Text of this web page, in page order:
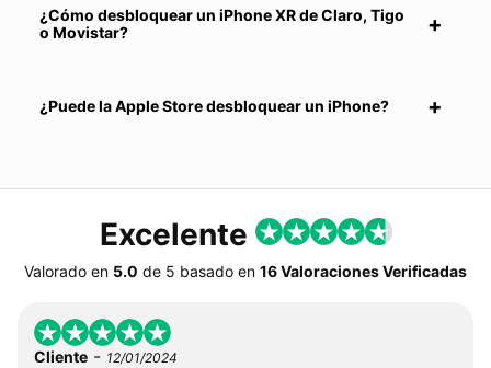
¿Cómo desbloquear un iPhone XR de Claro, Tigo
o Movistar?
¿Puede la Apple Store desbloquear un iPhone?
Excelente
Valorado en 5.0 de 5 basado en 16 Valoraciones Verificadas
Cliente - 12/01/2024